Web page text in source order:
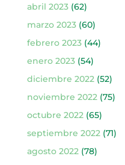
abril 2023(62)
marzo 2023(60)
febrero 2023(44)
enero 2023(54)
diciembre 2022 (52)
noviembre 2022 (75)
octubre 2022 (65)
septiembre 2022 (71)
agosto 2022 (78)